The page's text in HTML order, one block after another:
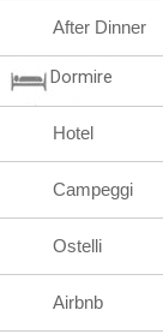
After Dinner
Dormire
Hotel
Campeggi
Ostelli
Airbnb